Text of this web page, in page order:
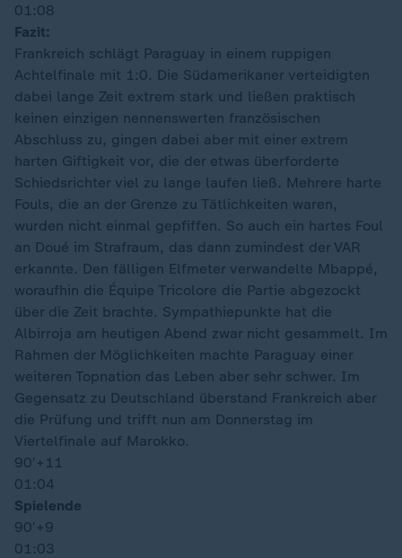
01:08
Fazit:
Frankreich schlägt Paraguay in einem ruppigen
Achtelfinale mit 1:0. Die Südamerikaner verteidigten
dabei lange Zeit extrem stark und ließen praktisch
keinen einzigen nennenswerten französischen
Abschluss zu, gingen dabei aber mit einer extrem
harten Giftigkeit vor, die der etwas überforderte
Schiedsrichter viel zu lange laufen ließ. Mehrere harte
Fouls, die an der Grenze zu Tätlichkeiten waren,
wurden nicht einmal gepfiffen. So auch ein hartes Foul
an Doué im Strafraum, das dann zumindest der VAR
erkannte. Den fälligen Elfmeter verwandelte Mbappé,
woraufhin die Équipe Tricolore die Partie abgezockt
über die Zeit brachte. Sympathiepunkte hat die
Albirroja am heutigen Abend zwar nicht gesammelt. Im
Rahmen der Möglichkeiten machte Paraguay einer
weiteren Topnation das Leben aber sehr schwer. Im
Gegensatz zu Deutschland überstand Frankreich aber
die Prüfung und trifft nun am Donnerstag im
Viertelfinale auf Marokko.
90′ +11
01:04
Spielende
90′ +9
01:03